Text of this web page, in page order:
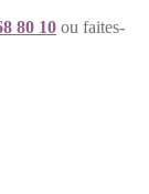
80 10 ou faites-